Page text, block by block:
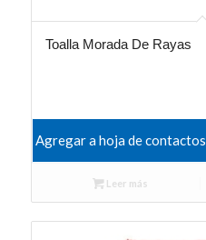
Toalla Morada De Rayas
Agregar a hoja de contactos
Leer más